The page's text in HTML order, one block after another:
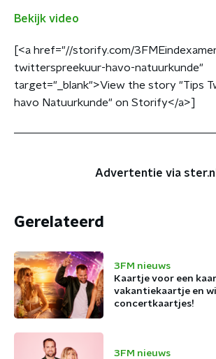
Bekijk video
[<a href="//storify.com/
twitterspreekuur-havo-natuurkunde"
target="_blank">View the story "Tips
havo Natuurkunde" on Storify</a>]
Advertentie via ster.nl
Gerelateerd
3FM nieuws
Kaartje voor een
vakantiekaartje en
concertkaartjes!
3FM nieuws